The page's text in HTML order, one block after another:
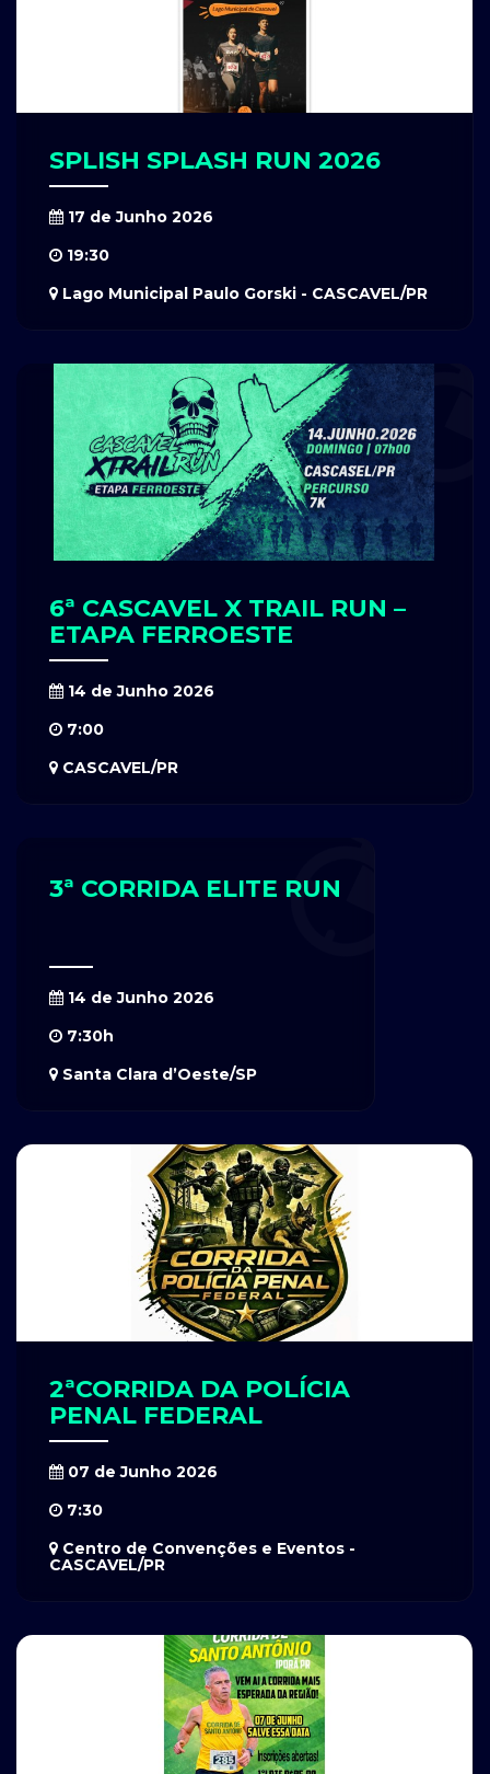
SPLISH SPLASH RUN 2026
17 de Junho 2026
19:30
Lago Municipal Paulo Gorski - CASCAVEL/PR
6ª CASCAVEL X TRAIL RUN –
ETAPA FERROESTE
14 de Junho 2026
7:00
CASCAVEL/PR
3ª CORRIDA ELITE RUN
14 de Junho 2026
7:30h
Santa Clara d’Oeste/SP
2ªCORRIDA DA POLÍCIA
PENAL FEDERAL
07 de Junho 2026
7:30
Centro de Convenções e Eventos -
CASCAVEL/PR